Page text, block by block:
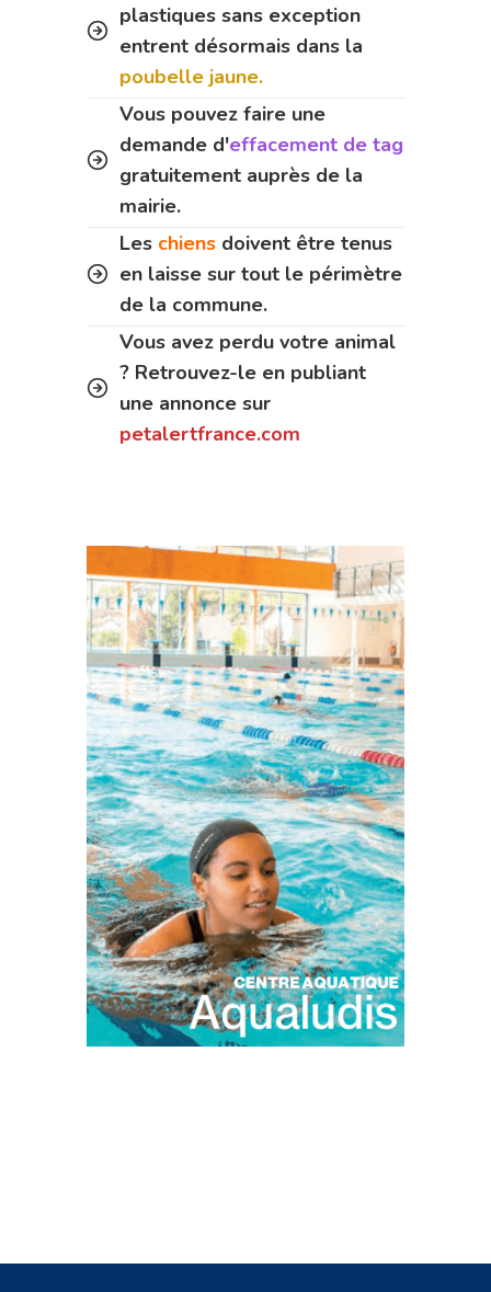
plastiques sans exception
entrent désormais dans la
poubelle jaune.
Vous pouvez faire une
demande d'effacement de tag
gratuitement auprès de la
mairie.
Les chiens doivent être tenus
en laisse sur tout le périmètre
de la commune.
Vous avez perdu votre animal
? Retrouvez-le en publiant
une annonce sur
petalertfrance.com